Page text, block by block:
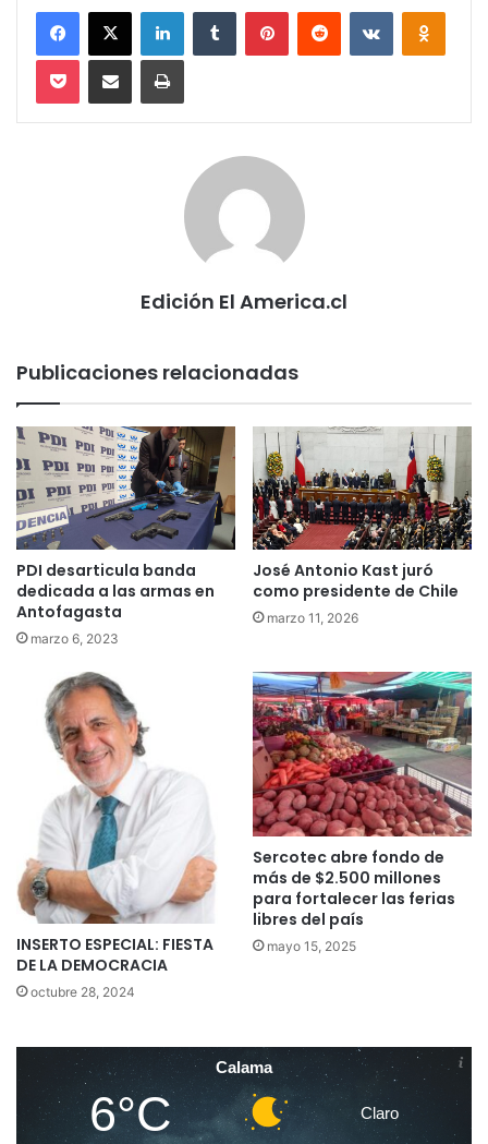
Facebook
X LinkedInTumblr PinterestReddit VKontakte
Pocket Compartir via email Imprimir
Edición El America.cl
Publicaciones relacionadas
PDI desarticula banda
dedicada a las armas en
Antofagasta
marzo 6, 2023
José Antonio Kast juró
como presidente de Chile
marzo 11, 2026
INSERTO ESPECIAL: FIESTA
DE LA DEMOCRACIA
octubre 28, 2024
Sercotec abre fondo de
más de $2.500 millones
para fortalecer las ferias
libres del país
mayo 15, 2025
Calama
6°C Claro